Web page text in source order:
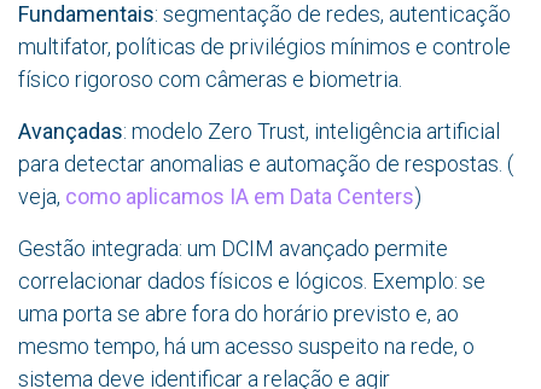
Fundamentais: segmentação de redes, autenticação
multifator, políticas de privilégios mínimos e controle
físico rigoroso com câmeras e biometria.
Avançadas: modelo Zero Trust, inteligência artificial
para detectar anomalias e automação de respostas. (
veja, como aplicamos IA em Data Centers)
Gestão integrada: um DCIM avançado permite
correlacionar dados físicos e lógicos. Exemplo: se
uma porta se abre fora do horário previsto e, ao
mesmo tempo, há um acesso suspeito na rede, o
sistema deve identificar a relação e agir